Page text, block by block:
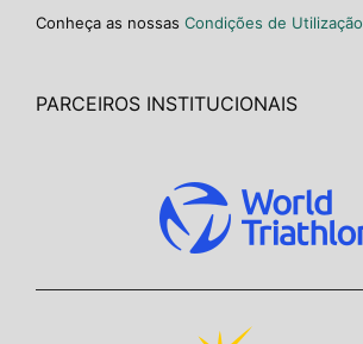
Conheça as nossas Condições de Utilização
PARCEIROS INSTITUCIONAIS